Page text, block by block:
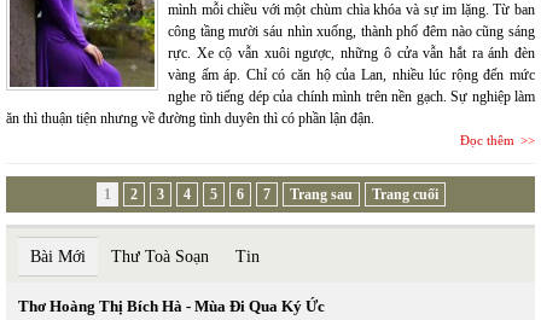
mình mỗi chiều với một chùm chìa khóa và sự im lặng. Từ ban
công tầng mười sáu nhìn xuống, thành phố đêm nào cũng sáng
rực. Xe cộ vẫn xuôi ngược, những ô cửa vẫn hắt ra ánh đèn
vàng ấm áp. Chỉ có căn hộ của Lan, nhiều lúc rộng đến mức
nghe rõ tiếng dép của chính mình trên nền gạch. Sự nghiệp làm
ăn thì thuận tiện nhưng về đường tình duyên thì có phần lận đận.
Đọc thêm
1 2 3 4 5 6 7 Trang sau Trang cuối
Bài Mới Thư Toà Soạn Tin
Thơ Hoàng Thị Bích Hà - Mùa Đi Qua Ký Ức